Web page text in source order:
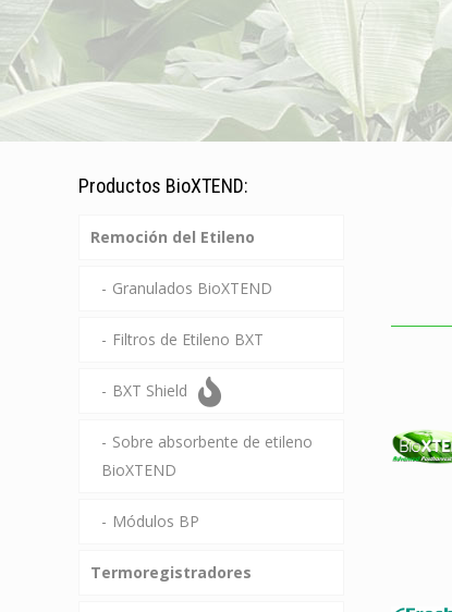
Productos BioXTEND:
Remoción del Etileno
Granulados BioXTEND
Filtros de Etileno BXT
BXT Shield
Sobre absorbente de etileno
BioXTEND
Módulos BP
Termoregistradores